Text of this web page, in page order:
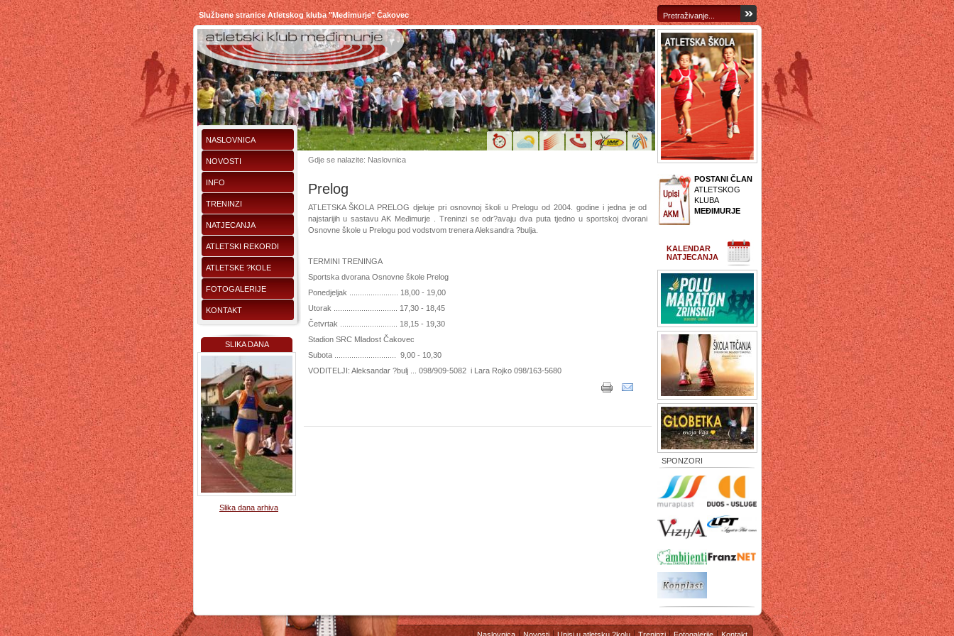
Službene stranice Atletskog kluba "Međimurje" Čakovec
POSTANI ČLAN
ATLETSKOG
KLUBA
MEĐIMURJE
KALENDAR
NATJECANJA
SPONZORI
NASLOVNICA
NOVOSTI
INFO
TRENINZI
NATJECANJA
ATLETSKI REKORDI
ATLETSKE ?KOLE
FOTOGALERIJE
KONTAKT
SLIKA DANA
Slika dana arhiva
Gdje se nalazite: Naslovnica
Prelog
ATLETSKA ŠKOLA PRELOG djeluje pri osnovnoj školi u Prelogu od 2004. godine i jedna je od
najstarijih u sastavu AK Međimurje . Treninzi se odr?avaju dva puta tjedno u sportskoj dvorani
Osnovne škole u Prelogu pod vodstvom trenera Aleksandra ?bulja.
TERMINI TRENINGA
Sportska dvorana Osnovne škole Prelog
Ponedjeljak ....................... 18,00 - 19,00
Utorak .............................. 17,30 - 18,45
Četvrtak ........................... 18,15 - 19,30
Stadion SRC Mladost Čakovec
Subota ............................. 9,00 - 10,30
VODITELJI: Aleksandar ?bulj ... 098/909-5082 i Lara Rojko 098/163-5680